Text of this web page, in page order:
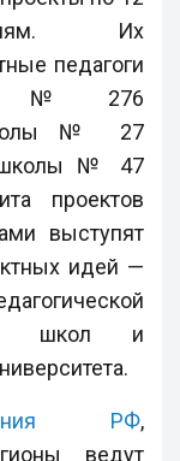
Их
педагоги
№ 276
школы № 27
школы № 47
проектов
выступят
идей —
школ и
РФ,
ведут